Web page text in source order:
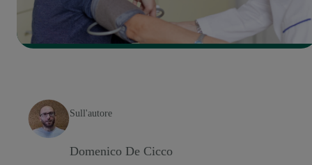
Sull'autore
Domenico De Cicco